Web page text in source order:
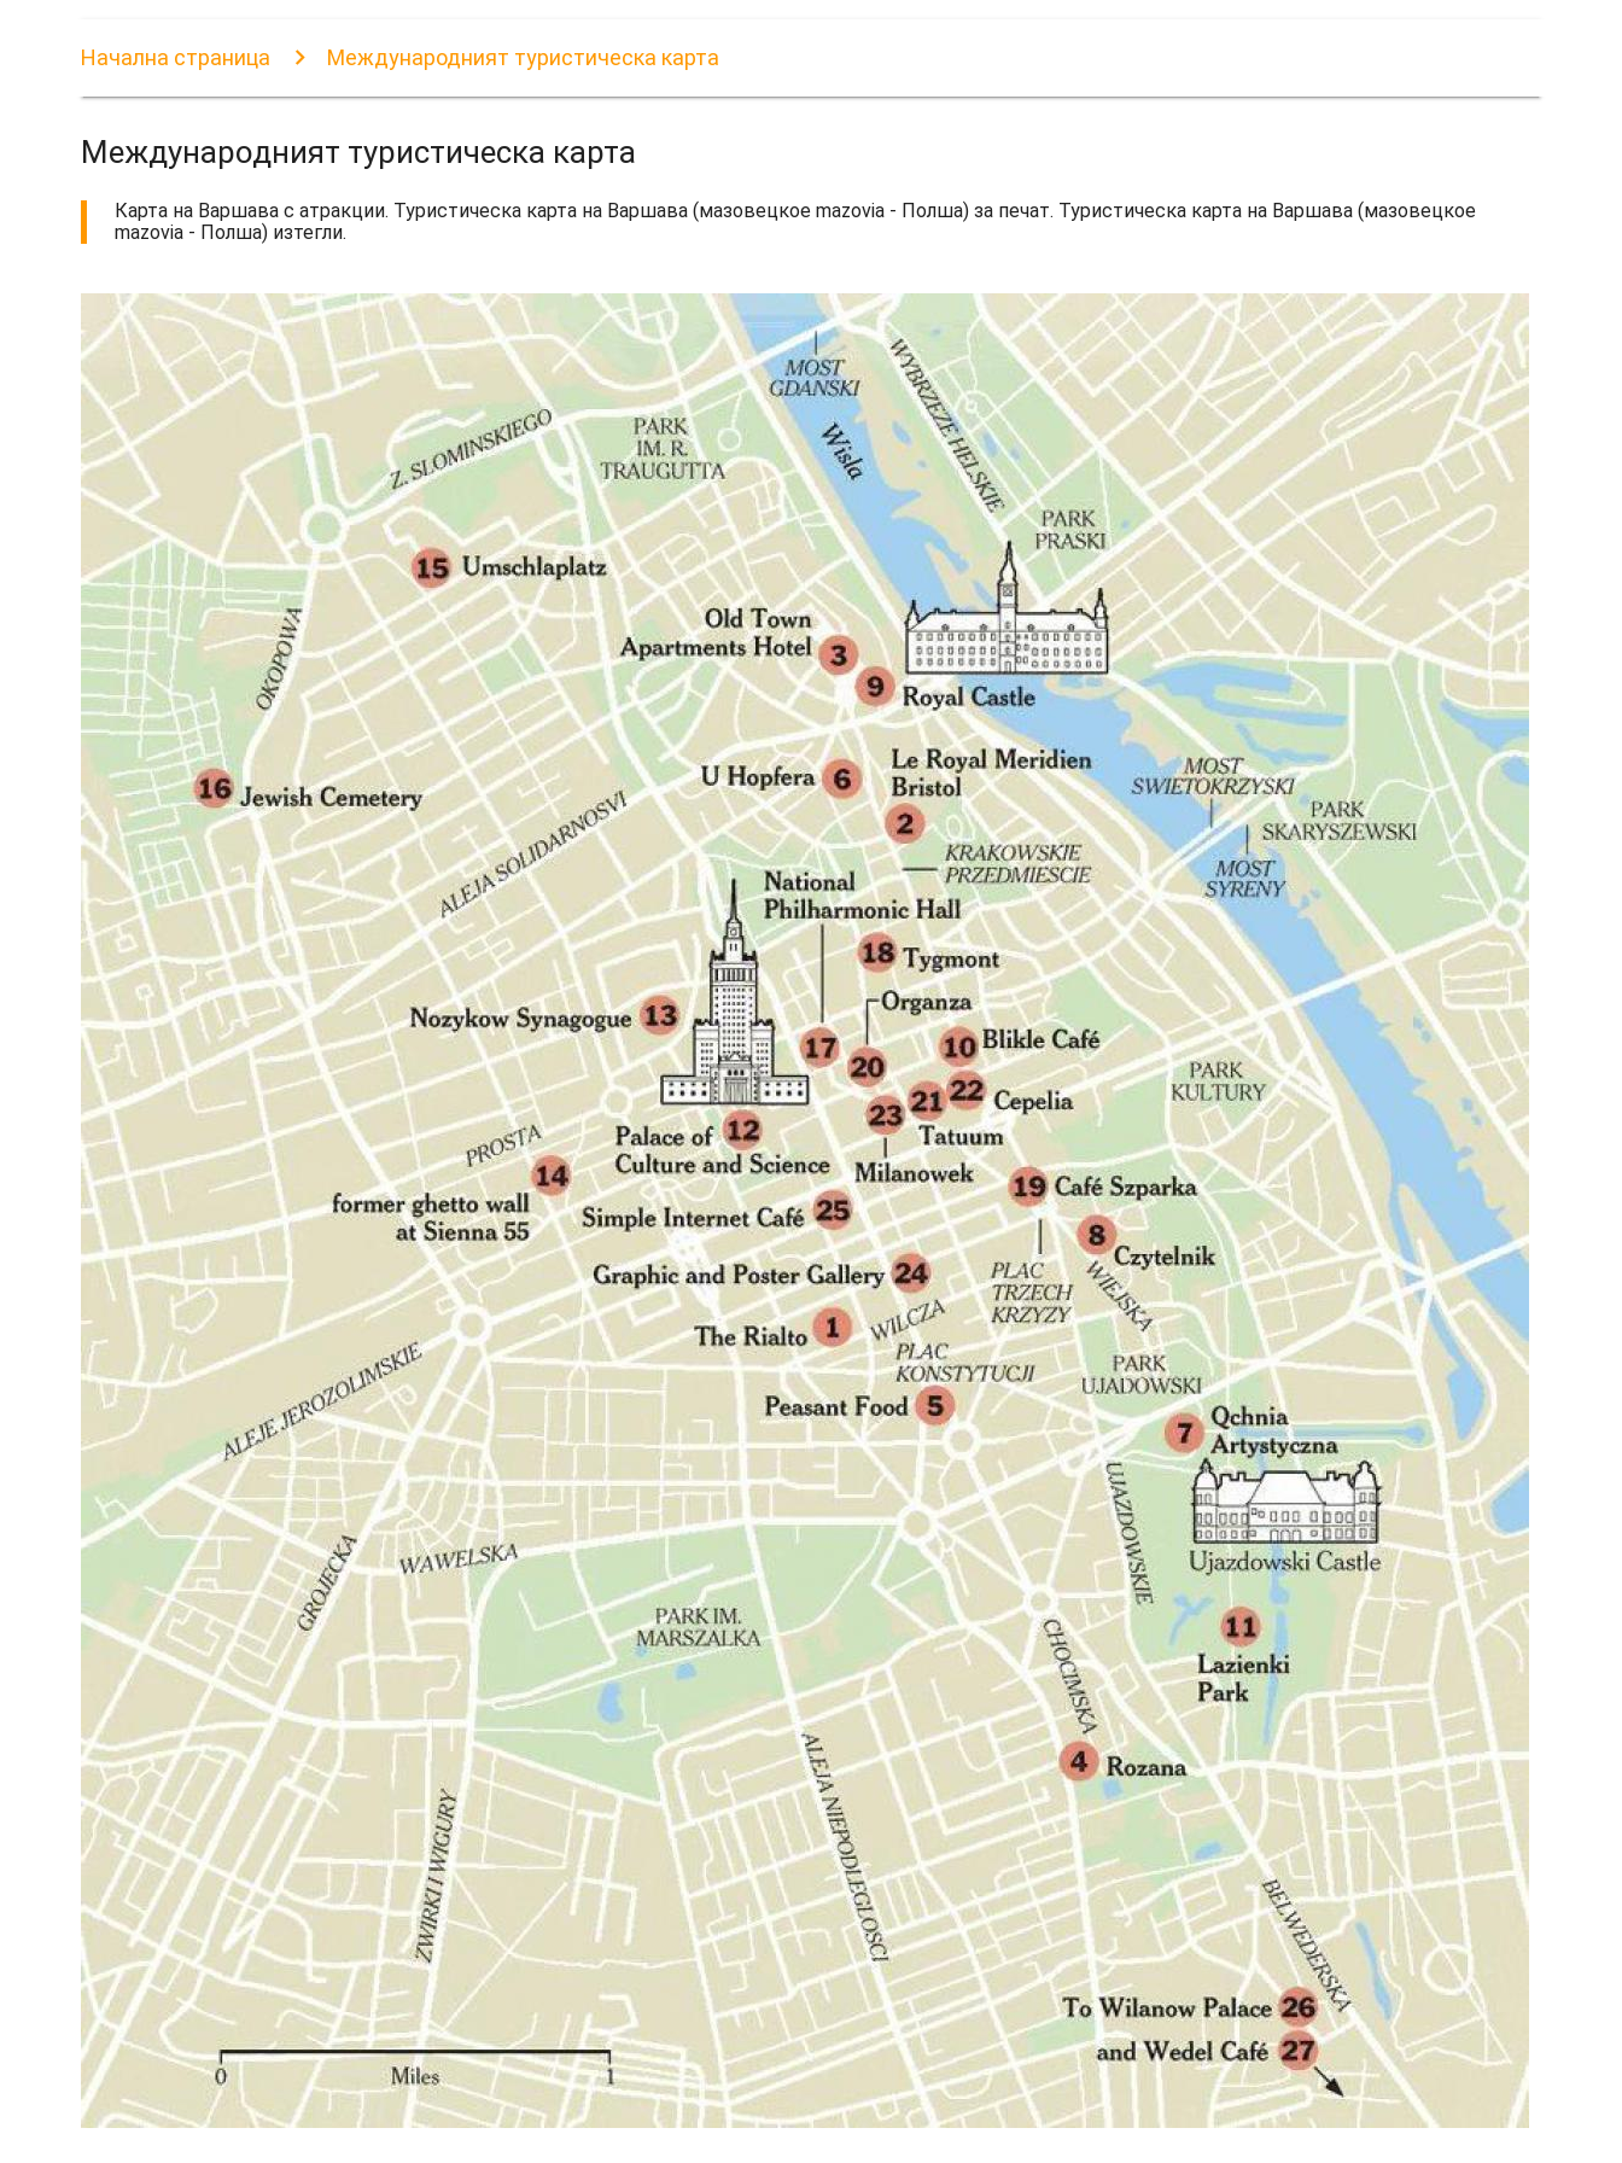
Начална страница Международният туристическа карта
Международният туристическа карта
Карта на Варшава с атракции. Туристическа карта на Варшава (мазовецкое mazovia - Полша) за печат. Туристическа карта на Варшава (мазовецкое
mazovia - Полша) изтегли.